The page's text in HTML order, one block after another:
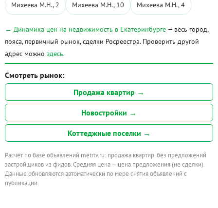
Михеева М.Н., 2 Михеева М.Н., 10 Михеева М.Н., 4
← Динамика цен на недвижимость в Екатеринбурге — весь город,
пояса, первичный рынок, сделки Росреестра. Проверить другой
адрес можно здесь.
Смотреть рынок:
Продажа квартир →
Новостройки →
Коттеджные поселки →
Расчёт по базе объявлений metrtv.ru: продажа квартир, без предложений
застройщиков из фидов. Средняя цена — цена предложения (не сделки).
Данные обновляются автоматически по мере снятия объявлений с
публикации.